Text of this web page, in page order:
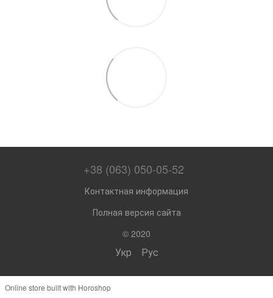
+38 (063) 050-05-52
Контактная информация
Полная версия сайта
© 2020
Укр Рус
Online store built with Horoshop